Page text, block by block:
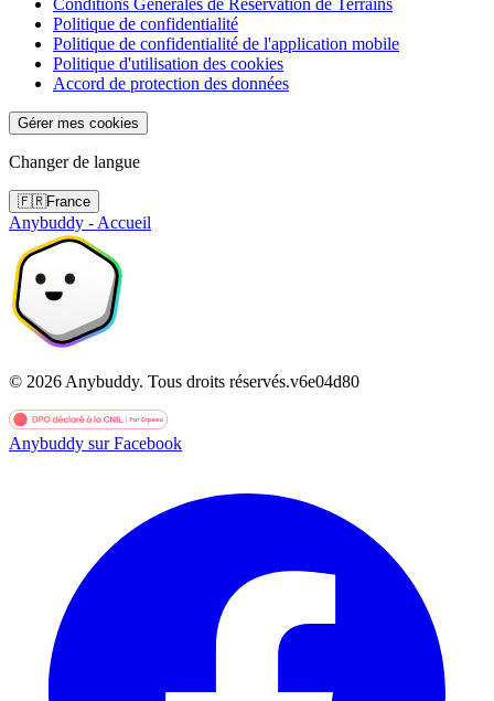
Conditions Générales de Réservation de Terrains
Politique de confidentialité
Politique de confidentialité de l'application mobile
Politique d'utilisation des cookies
Accord de protection des données
Gérer mes cookies
Changer de langue
🇫🇷France
Anybuddy - Accueil
© 2026 Anybuddy. Tous droits réservés.v6e04d80
Anybuddy sur Facebook